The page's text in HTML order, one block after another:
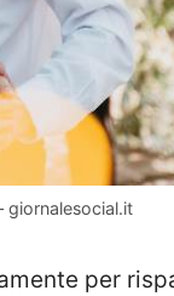
giornalesocial.it
per